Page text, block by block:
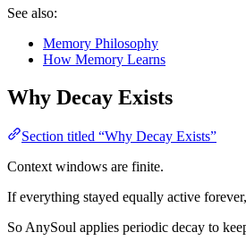
See also:
Memory Philosophy
How Memory Learns
Why Decay Exists
Section titled “Why Decay Exists”
Context windows are finite.
If everything stayed equally active
So AnySoul applies periodic decay to